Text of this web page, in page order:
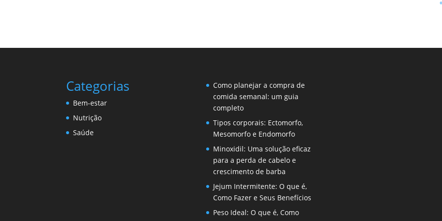
Categorias
Bem-estar
Nutrição
Saúde
Como planejar a compra de
comida semanal: um guia
completo
Tipos corporais: Ectomorfo,
Mesomorfo e Endomorfo
Minoxidil: Uma solução eficaz
para a perda de cabelo e
crescimento de barba
Jejum Intermitente: O que é,
Como Fazer e Seus Benefícios
Peso Ideal: O que é, Como